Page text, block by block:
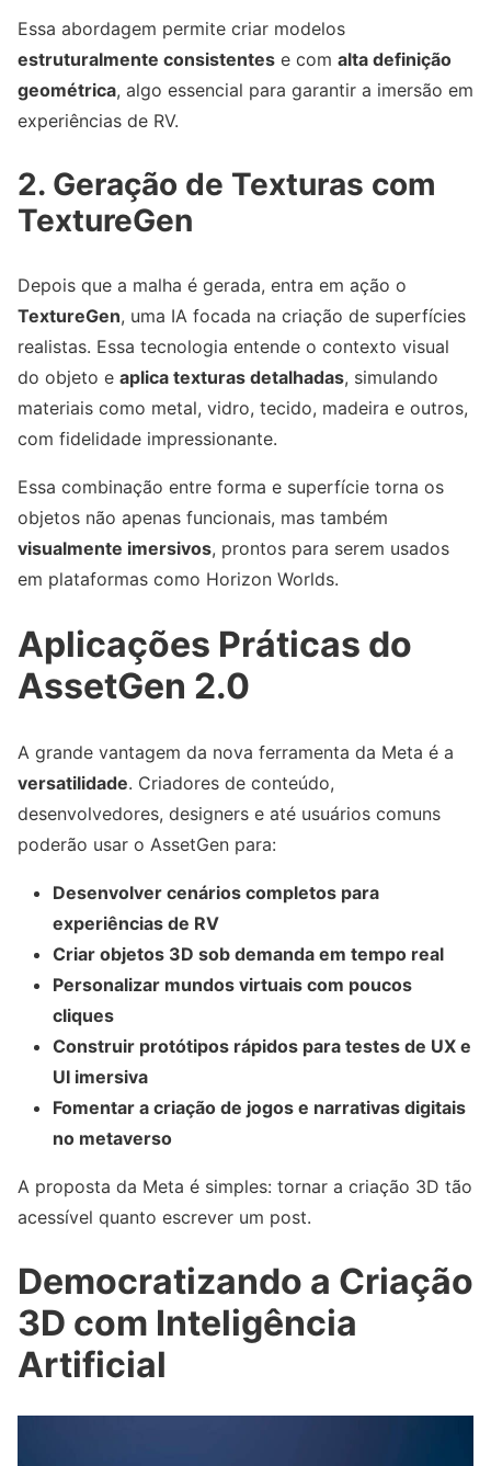
Essa abordagem permite criar modelos
estruturalmente consistentes e com alta definição
geométrica, algo essencial para garantir a imersão em
experiências de RV.
2. Geração de Texturas com
TextureGen
Depois que a malha é gerada, entra em ação o
TextureGen, uma IA focada na criação de superfícies
realistas. Essa tecnologia entende o contexto visual
do objeto e aplica texturas detalhadas, simulando
materiais como metal, vidro, tecido, madeira e outros,
com fidelidade impressionante.
Essa combinação entre forma e superfície torna os
objetos não apenas funcionais, mas também
visualmente imersivos, prontos para serem usados
em plataformas como Horizon Worlds.
Aplicações Práticas do
AssetGen 2.0
A grande vantagem da nova ferramenta da Meta é a
versatilidade. Criadores de conteúdo,
desenvolvedores, designers e até usuários comuns
poderão usar o AssetGen para:
Desenvolver cenários completos para
experiências de RV
Criar objetos 3D sob demanda em tempo real
Personalizar mundos virtuais com poucos
cliques
Construir protótipos rápidos para testes de UX e
UI imersiva
Fomentar a criação de jogos e narrativas digitais
no metaverso
A proposta da Meta é simples: tornar a criação 3D tão
acessível quanto escrever um post.
Democratizando a Criação
3D com Inteligência
Artificial